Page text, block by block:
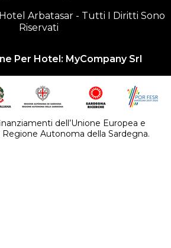
Arbatasar - Tutti I Diritti Sono
Riservati
Per Hotel: MyCompany Srl
dell’Unione Europea e
Autonoma della Sardegna.